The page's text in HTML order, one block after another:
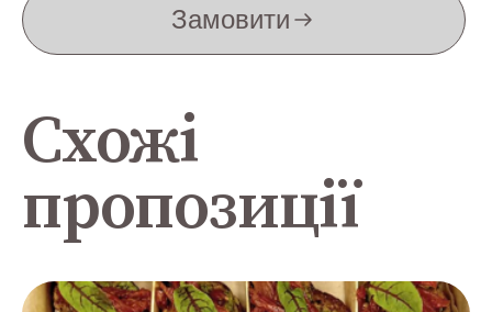
Замовити
Схожі
пропозиції